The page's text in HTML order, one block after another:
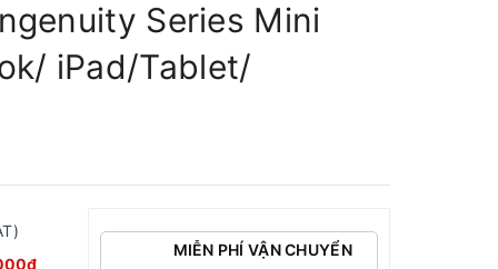
Series Mini
iPad/Tablet/
MIỄN PHÍ VẬN CHUYỂN